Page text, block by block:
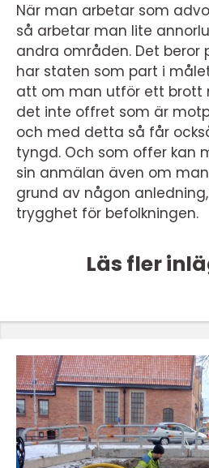
När man arbetar som
så arbetar man lite
andra områden. Det
har staten som part i
att om man utför ett brott
det inte offret som är
och med detta så får
tyngd. Och som offer kan
sin anmälan även om
grund av någon
trygghet för befolkningen.
Läs fler